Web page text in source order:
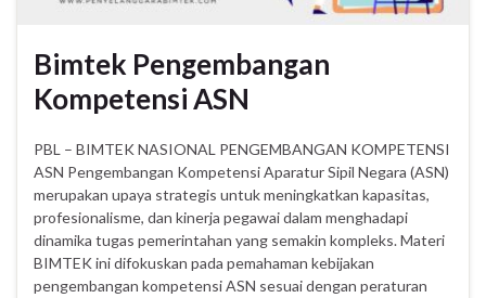
Bimtek Pengembangan
Kompetensi ASN
PBL – BIMTEK NASIONAL PENGEMBANGAN KOMPETENSI
ASN Pengembangan Kompetensi Aparatur Sipil Negara (ASN)
merupakan upaya strategis untuk meningkatkan kapasitas,
profesionalisme, dan kinerja pegawai dalam menghadapi
dinamika tugas pemerintahan yang semakin kompleks. Materi
BIMTEK ini difokuskan pada pemahaman kebijakan
pengembangan kompetensi ASN sesuai dengan peraturan